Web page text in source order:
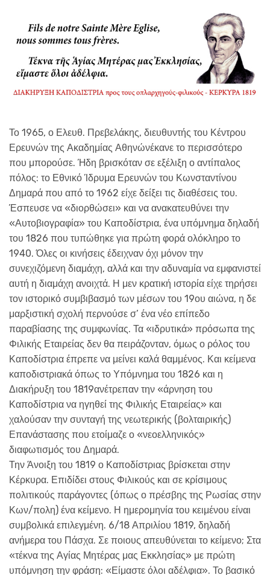
Το 1965, ο Ελευθ. Πρεβελάκης, διευθυντής του Κέντρου
Ερευνών της Ακαδημίας Αθηνώνέκανε το περισσότερο
που μπορούσε. Ήδη βρισκόταν σε εξέλιξη ο αντίπαλος
πόλος: το Εθνικό Ίδρυμα Ερευνών του Κωνσταντίνου
Δημαρά που από το 1962 είχε δείξει τις διαθέσεις του.
Έσπευσε να «διορθώσει» και να ανακατευθύνει την
«Αυτοβιογραφία» του Καποδίστρια, ένα υπόμνημα δηλαδή
του 1826 που τυπώθηκε για πρώτη φορά ολόκληρο το
1940. Όλες οι κινήσεις έδειχναν όχι μόνον την
συνεχιζόμενη διαμάχη, αλλά και την αδυναμία να εμφανιστεί
αυτή η διαμάχη ανοιχτά. Η μεν κρατική ιστορία είχε τηρήσει
τον ιστορικό συμβιβασμό των μέσων του 19ου αιώνα, η δε
μαρξιστική σχολή περνούσε σ’ ένα νέο επίπεδο
παραβίασης της συμφωνίας. Τα «ιδρυτικά» πρόσωπα της
Φιλικής Εταιρείας δεν θα πειράζονταν, όμως ο ρόλος του
Καποδίστρια έπρεπε να μείνει καλά θαμμένος. Και κείμενα
καποδιστριακά όπως το Υπόμνημα του 1826 και η
Διακήρυξη του 1819ανέτρεπαν την «άρνηση του
Καποδίστρια να ηγηθεί της Φιλικής Εταιρείας» και
χαλούσαν την συνταγή της νεωτερικής (βολταιρικής)
Επανάστασης που ετοίμαζε ο «νεοελληνικός»
διαφωτισμός του Δημαρά.
Την Άνοιξη του 1819 ο Καποδίστριας βρίσκεται στην
Κέρκυρα. Επιδίδει στους Φιλικούς και σε κρίσιμους
πολιτικούς παράγοντες (όπως ο πρέσβης της Ρωσίας στην
Κων/πολη) ένα κείμενο. Η ημερομηνία του κειμένου είναι
συμβολικά επιλεγμένη. 6/18 Απριλίου 1819, δηλαδή
ανήμερα του Πάσχα. Σε ποιους απευθύνεται το κείμενο; Στα
«τέκνα της Αγίας Μητέρας μας Εκκλησίας» με πρώτη
υπόμνηση την φράση: «Είμαστε όλοι αδέλφια». Το βασικό